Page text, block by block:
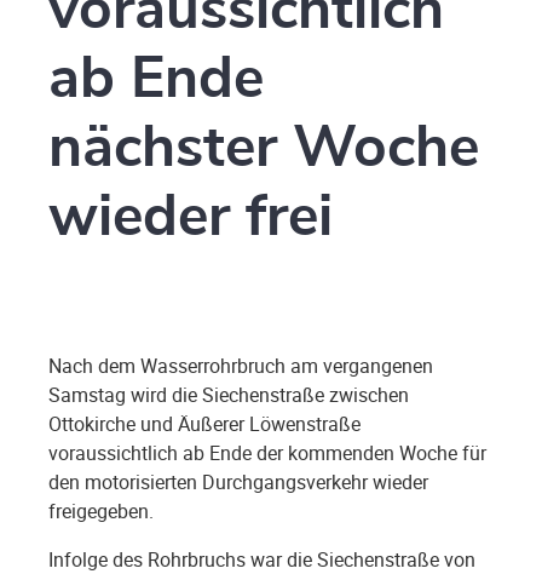
ab Ende
nächster Woche
wieder frei
Nach dem Wasserrohrbruch am vergangenen
Samstag wird die Siechenstraße zwischen
Ottokirche und Äußerer Löwenstraße
voraussichtlich ab Ende der kommenden Woche für
den motorisierten Durchgangsverkehr wieder
freigegeben.
Infolge des Rohrbruchs war die Siechenstraße von